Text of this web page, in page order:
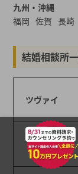
九州・沖縄
福岡 佐賀 長崎
結婚相談所
ツヴァイ
フィオーレ